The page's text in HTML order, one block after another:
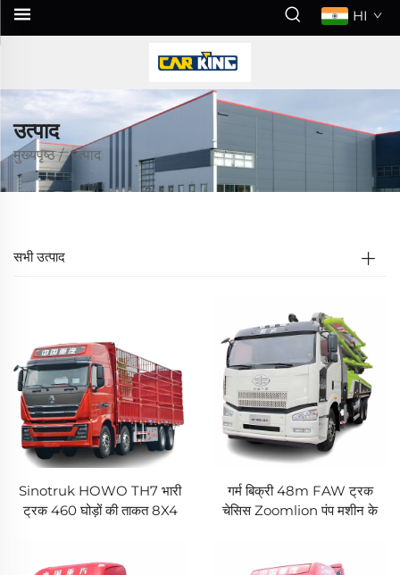
HI
उत्पाद
मुख्यपृष्ठ/उत्पाद
सभी उत्पाद
Sinotruk HOWO TH7 भारी
ट्रक 460 घोड़ों की ताकत 8X4
गर्म बिक्री 48m FAW ट्रक
चेसिस Zoomlion पंप मशीन के